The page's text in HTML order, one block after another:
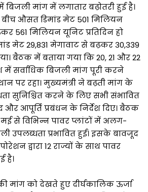
मांग में लगातार बढ़ोतरी हुई है।
औसत डिमांड मेट 501 मिलियन
561 मिलियन यूनिट प्रतिदिन हो
मेट 29,831 मेगावाट से बढ़कर 30,339
बैठक में बताया गया कि 20, 21 और 22
में सर्वाधिक बिजली मांग पूरी करने
पर रहा। मुख्यमंत्री ने बढ़ती मांग के
सुनिश्चित करने के लिए सभी संभावित
और आपूर्ति प्रबंधन के निर्देश दिए। बैठक
से विभिन्न पावर प्लांटों में अलग-
उपलब्धता प्रभावित हुई। इसके बावजूद
द्वारा 12 राज्यों के साथ पावर
है।
मांग को देखते हुए दीर्घकालिक ऊर्जा